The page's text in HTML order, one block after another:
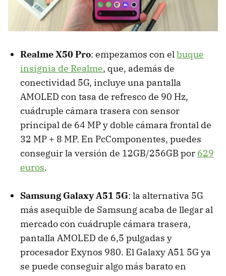
Realme X50 Pro: empezamos con elbuque
insignia de Realme, que, además de
conectividad 5G, incluye una pantalla
AMOLED con tasa de refresco de 90 Hz,
cuádruple cámara trasera con sensor
principal de 64 MP y doble cámara frontal de
32 MP + 8 MP. En PcComponentes, puedes
conseguir la versión de 12GB/256GB por 629
euros.
Samsung Galaxy A51 5G: la alternativa 5G
más asequible de Samsung acaba de llegar al
mercado con cuádruple cámara trasera,
pantalla AMOLED de 6,5 pulgadas y
procesador Exynos 980. El Galaxy A51 5G ya
se puede conseguir algo más barato en